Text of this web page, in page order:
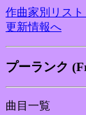
作曲家別リス
更新情報へ
プーランク
曲目一覧